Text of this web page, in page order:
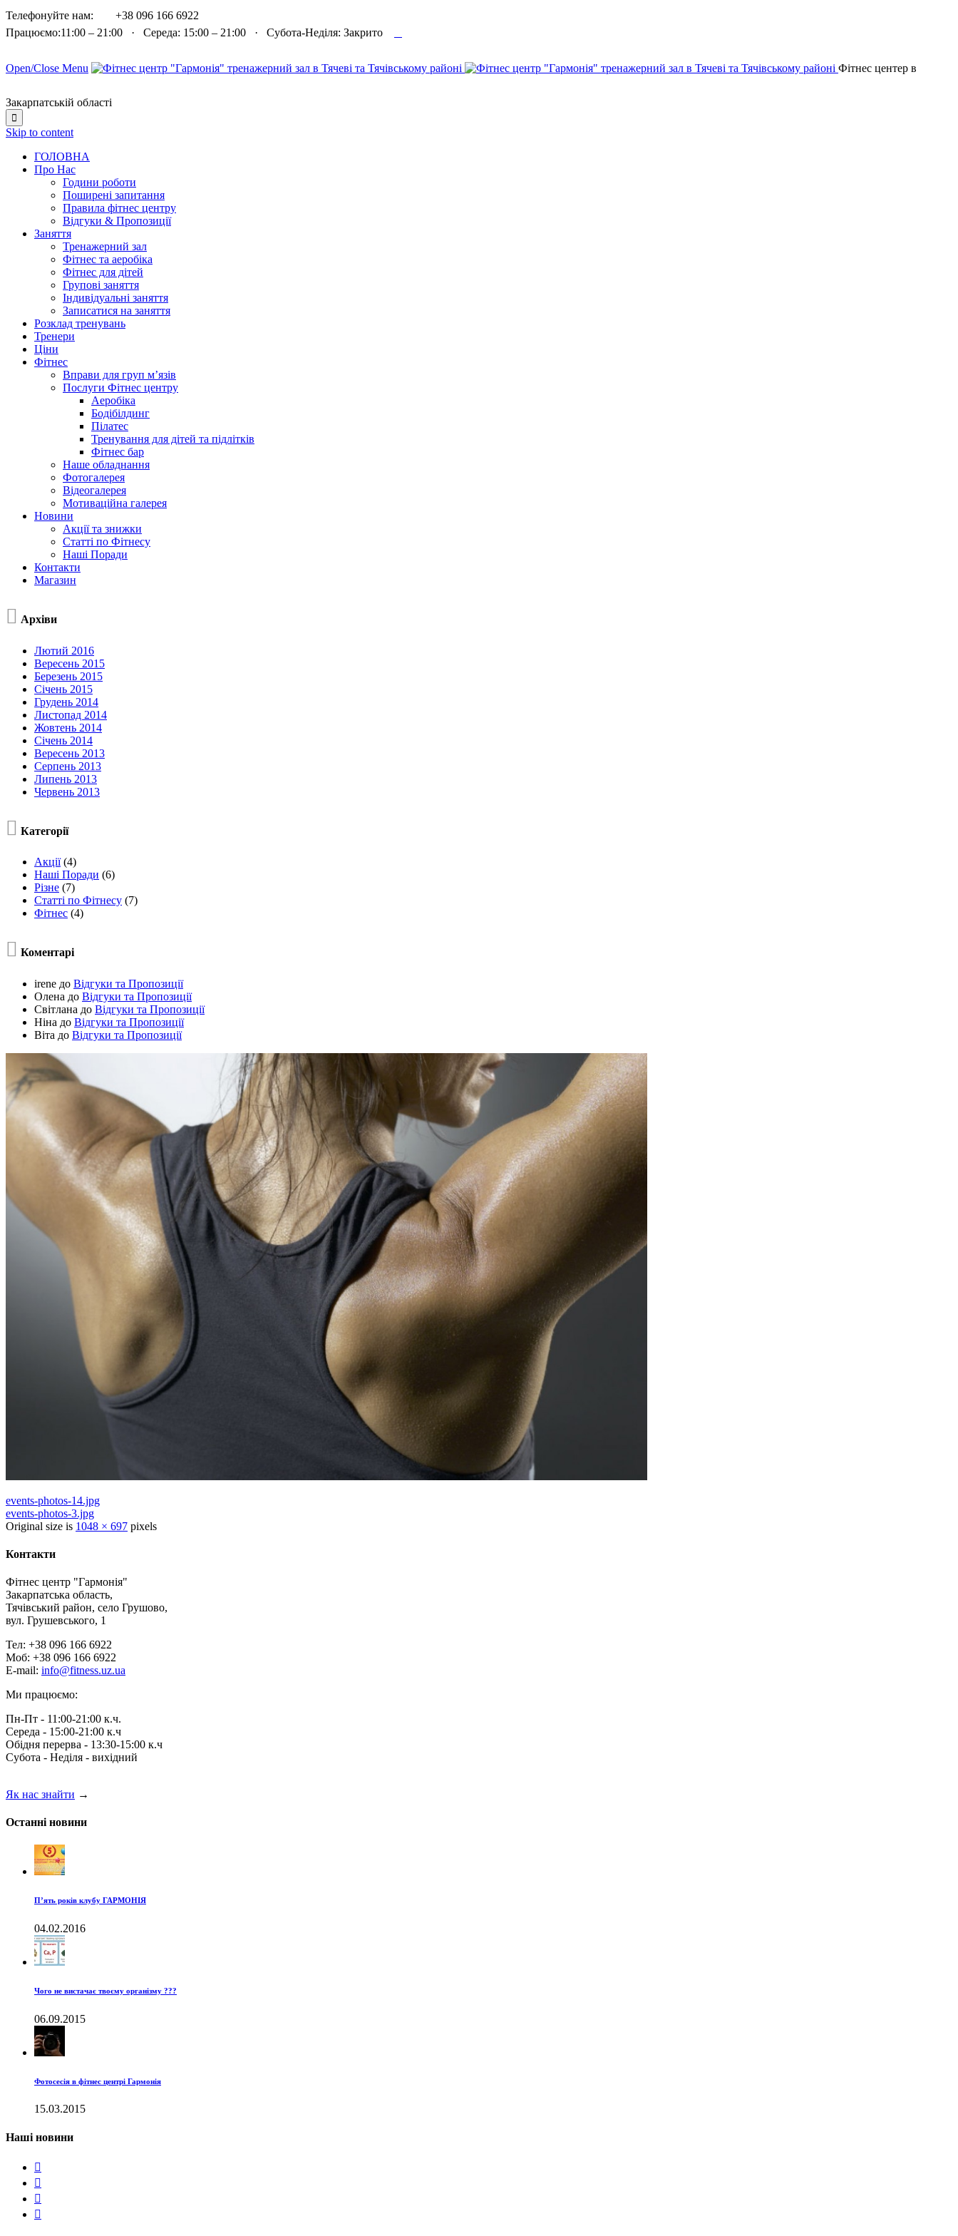
Телефонуйте нам:
+38 096 166 6922
Працюємо:11:00 – 21:00 · Середа: 15:00 – 21:00 · Субота-Неділя: Закрито
Open/Close Menu Фітнес центер в
Закарпатській області

Skip to content
ГОЛОВНА
Про Нас
Години роботи
Поширені запитання
Правила фітнес центру
Відгуки & Пропозиції
Заняття
Тренажерний зал
Фітнес та аеробіка
Фітнес для дітей
Групові заняття
Індивідуальні заняття
Записатися на заняття
Розклад тренувань
Тренери
Ціни
Фітнес
Вправи для груп м’язів
Послуги Фітнес центру
Аеробіка
Бодібілдинг
Пілатес
Тренування для дітей та підлітків
Фітнес бар
Наше обладнання
Фотогалерея
Відеогалерея
Мотиваційна галерея
Новини
Акції та знижки
Статті по Фітнесу
Наші Поради
Контакти
Магазин
 Архіви
Лютий 2016
Вересень 2015
Березень 2015
Січень 2015
Грудень 2014
Листопад 2014
Жовтень 2014
Січень 2014
Вересень 2013
Серпень 2013
Липень 2013
Червень 2013
 Категорії
Акції(4)
Наші Поради (6)
Різне (7)
Статті по Фітнесу (7)
Фітнес (4)
 Коментарі
irene до Відгуки та Пропозиції
Олена до Відгуки та Пропозиції
Світлана до Відгуки та Пропозиції
Ніна до Відгуки та Пропозиції
Віта до Відгуки та Пропозиції
events-photos-14.jpg
events-photos-3.jpg
Original size is 1048 × 697 pixels
Контакти
Фітнес центр "Гармонія"
Закарпатська область,
Тячівський район, село Грушово,
вул. Грушевського, 1
Тел: +38 096 166 6922
Моб: +38 096 166 6922
E-mail: info@fitness.uz.ua
Ми працюємо:
Пн-Пт - 11:00-21:00 к.ч.
Середа - 15:00-21:00 к.ч
Обідня перерва - 13:30-15:00 к.ч
Субота - Неділя - вихідний
Як нас знайти →
Останні новини
П’ять років клубу ГАРМОНІЯ
04.02.2016
Чого не вистачає твоєму організму ???
06.09.2015
Фотосесія в фітнес центрі Гармонія
15.03.2015
Наші новини



